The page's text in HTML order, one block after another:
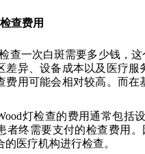
查费用
查一次白斑需要多少钱，
差异、设备成本以及医疗
费用可能会相对较高。而
灯检查的费用通常包括
者终需要支付的检查费用
的医疗机构进行检查。